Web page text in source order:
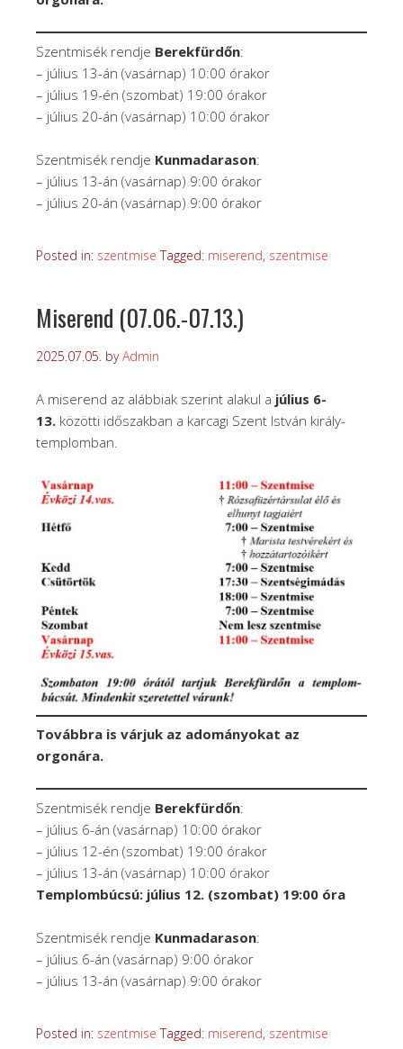
Szentmisék rendje Berekfürdőn:
– július 13-án (vasárnap) 10:00 órakor
– július 19-én (szombat) 19:00 órakor
– július 20-án (vasárnap) 10:00 órakor
Szentmisék rendje Kunmadarason:
– július 13-án (vasárnap) 9:00 órakor
– július 20-án (vasárnap) 9:00 órakor
Posted in: szentmise Tagged: miserend, szentmise
Miserend (07.06.-07.13.)
2025.07.05. byAdmin
A miserend az alábbiak szerint alakul a július 6-
13. közötti időszakban a karcagi Szent István király-
templomban.
Továbbra is várjuk az adományokat az
orgonára.
Szentmisék rendje Berekfürdőn:
– július 6-án (vasárnap) 10:00 órakor
– július 12-én (szombat) 19:00 órakor
– július 13-án (vasárnap) 10:00 órakor
Templombúcsú: július 12. (szombat) 19:00 óra
Szentmisék rendje Kunmadarason:
– július 6-án (vasárnap) 9:00 órakor
– július 13-án (vasárnap) 9:00 órakor
Posted in: szentmise Tagged: miserend, szentmise